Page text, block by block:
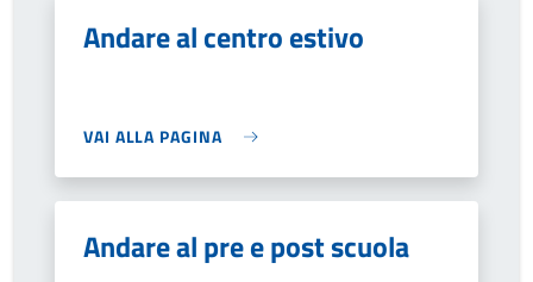
Andare al centro estivo
VAI ALLA PAGINA
Andare al pre e post scuola